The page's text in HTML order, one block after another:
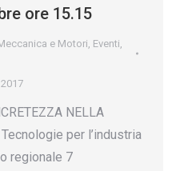
ore 15.15
e Motori, Eventi,
NELLA
Tecnologie per l’industria
regionale 7